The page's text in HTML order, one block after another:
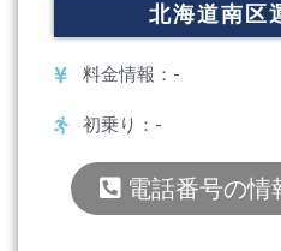
北海道南区
料金情報：-
初乗り：-
電話番号の情